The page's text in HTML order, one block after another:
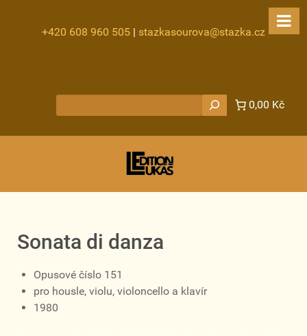
+420 608 960 505 | stazkasourova@stazka.cz
0,00 Kč
Sonata di danza
Opusové číslo 151
pro housle, violu, violoncello a klavír
1980